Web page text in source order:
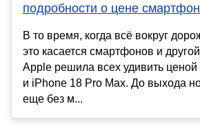
подробности о цене
В то время, когда всё вокруг
это касается смартфонов и
Apple решила всех удивить
и iPhone 18 Pro Max. До выхода
еще без м...